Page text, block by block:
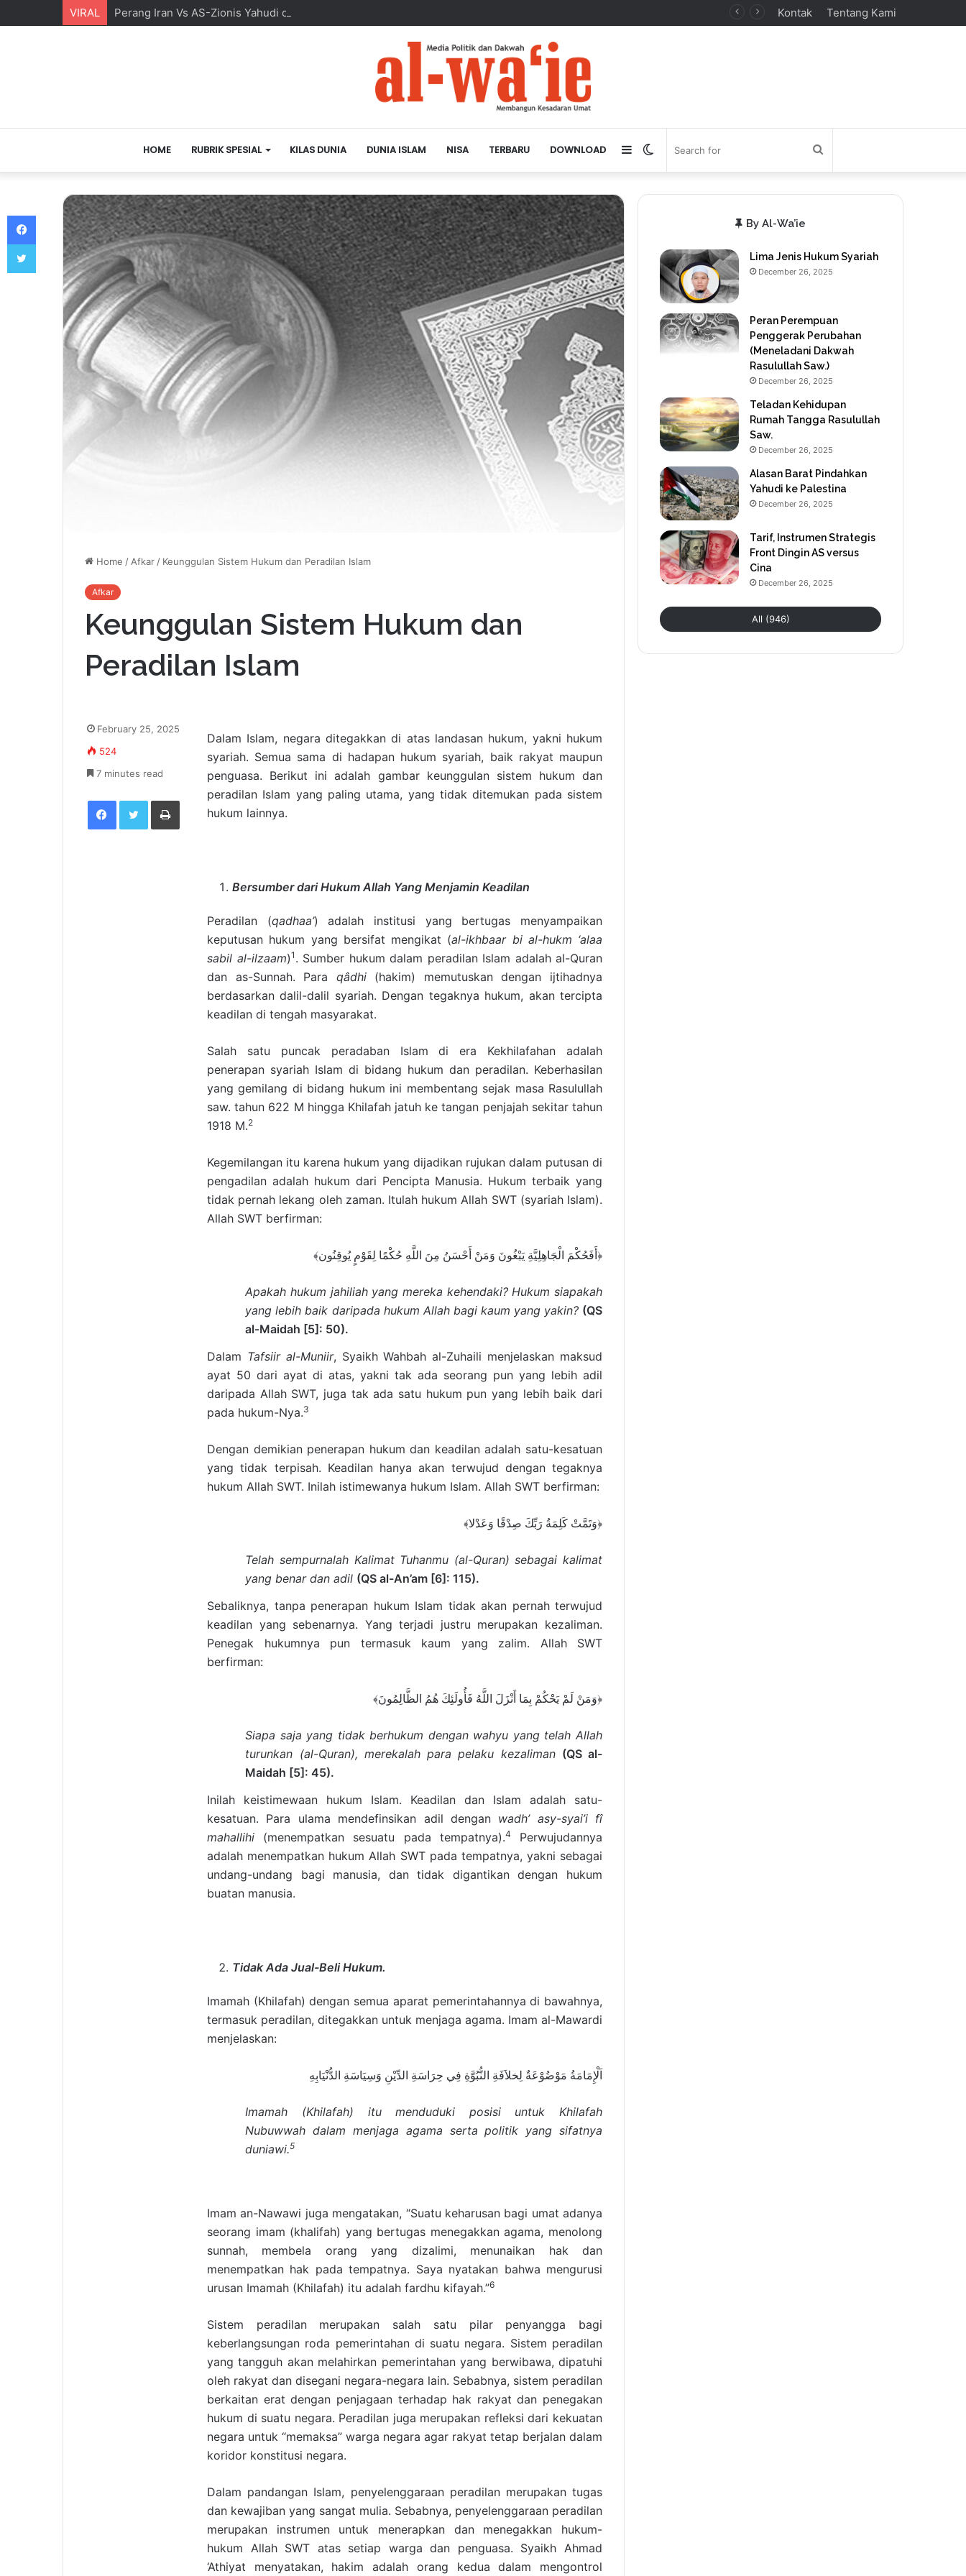
VIRAL Perang Iran Vs AS-Zionis Yahudi dan Masa Depan Dunia Islam Kontak Tentang Kami
HOME RUBRIK SPESIAL KILAS DUNIA DUNIA ISLAM NISA TERBARU DOWNLOAD
for
Switch
skin
Sidebar
Home / Afkar / Keunggulan Sistem Hukum dan Peradilan Islam
Afkar
Keunggulan Sistem Hukum dan
Peradilan Islam
Dalam Islam, negara ditegakkan di atas landasan hukum, yakni hukum
syariah. Semua sama di hadapan hukum syariah, baik rakyat maupun
penguasa. Berikut ini adalah gambar keunggulan sistem hukum dan
peradilan Islam yang paling utama, yang tidak ditemukan pada sistem
hukum lainnya.
Bersumber dari Hukum Allah Yang Menjamin Keadilan
Peradilan (qadhaa’) adalah institusi yang bertugas menyampaikan
keputusan hukum yang bersifat mengikat (al-ikhbaar bi al-hukm ‘alaa
sabil al-ilzaam)1 . Sumber hukum dalam peradilan Islam adalah al-Quran
dan as-Sunnah. Para qâdhi(hakim) memutuskan dengan ijtihadnya
berdasarkan dalil-dalil syariah. Dengan tegaknya hukum, akan tercipta
keadilan di tengah masyarakat.
Salah satu puncak peradaban Islam di era Kekhilafahan adalah
penerapan syariah Islam di bidang hukum dan peradilan. Keberhasilan
yang gemilang di bidang hukum ini membentang sejak masa Rasulullah
saw. tahun 622 M hingga Khilafah jatuh ke tangan penjajah sekitar tahun
1918 M.2
Kegemilangan itu karena hukum yang dijadikan rujukan dalam putusan di
pengadilan adalah hukum dari Pencipta Manusia. Hukum terbaik yang
tidak pernah lekang oleh zaman. Itulah hukum Allah SWT (syariah Islam).
Allah SWT berfirman:
﴿أَفَحُكْمَ الْجَاهِلِيَّةِ يَبْغُونَ وَمَنْ أَحْسَنُ مِنَ اللَّهِ حُكْمًا لِقَوْمٍ يُوقِنُون﴾
Apakah hukum jahiliah yang mereka kehendaki? Hukum siapakah
yang lebih baik daripada hukum Allah bagi kaum yang yakin? (QS
al-Maidah [5]: 50).
Dalam Tafsiir al-Muniir, Syaikh Wahbah al-Zuhaili menjelaskan maksud
ayat 50 dari ayat di atas, yakni tak ada seorang pun yang lebih adil
daripada Allah SWT, juga tak ada satu hukum pun yang lebih baik dari
pada hukum-Nya.3
Dengan demikian penerapan hukum dan keadilan adalah satu-kesatuan
yang tidak terpisah. Keadilan hanya akan terwujud dengan tegaknya
hukum Allah SWT. Inilah istimewanya hukum Islam. Allah SWT berfirman:
﴿وَتَمَّتْ كَلِمَةُ رَبِّكَ صِدْقًا وَعَدْلا﴾
Telah sempurnalah Kalimat Tuhanmu (al-Quran) sebagai kalimat
yang benar dan adil (QS al-An’am [6]: 115).
Sebaliknya, tanpa penerapan hukum Islam tidak akan pernah terwujud
keadilan yang sebenarnya. Yang terjadi justru merupakan kezaliman.
Penegak hukumnya pun termasuk kaum yang zalim. Allah SWT
berfirman:
﴿وَمَنْ لَمْ يَحْكُمْ بِمَا أَنْزَلَ اللَّهُ فَأُولَئِكَ هُمُ الظَّالِمُونَ﴾
Siapa saja yang tidak berhukum dengan wahyu yang telah Allah
turunkan (al-Quran), merekalah para pelaku kezaliman (QS al-
Maidah [5]: 45).
Inilah keistimewaan hukum Islam. Keadilan dan Islam adalah satu-
kesatuan. Para ulama mendefinsikan adil dengan wadh’ asy-syai’i fî
mahallihi (menempatkan sesuatu pada tempatnya).4
Perwujudannya
adalah menempatkan hukum Allah SWT pada tempatnya, yakni sebagai
undang-undang bagi manusia, dan tidak digantikan dengan hukum
buatan manusia.
Tidak Ada Jual-Beli Hukum.
Imamah (Khilafah) dengan semua aparat pemerintahannya di bawahnya,
termasuk peradilan, ditegakkan untuk menjaga agama. Imam al-Mawardi
menjelaskan:
اَلْإِمَامَةُ مَوْضُوْعَةٌ لِخلاَفَةِ النُّبُوَّةِ فِي حِرَاسَةِ الدِّيْنِ وَسِيَاسَةِ الدُّنْيَابِهِ
Imamah (Khilafah) itu menduduki posisi untuk Khilafah
Nubuwwah dalam menjaga agama serta politik yang sifatnya
duniawi.5
Imam an-Nawawi juga mengatakan, “Suatu keharusan bagi umat adanya
seorang imam (khalifah) yang bertugas menegakkan agama, menolong
sunnah, membela orang yang dizalimi, menunaikan hak dan
menempatkan hak pada tempatnya. Saya nyatakan bahwa mengurusi
urusan Imamah (Khilafah) itu adalah fardhu kifayah.”6
Sistem peradilan merupakan salah satu pilar penyangga bagi
keberlangsungan roda pemerintahan di suatu negara. Sistem peradilan
yang tangguh akan melahirkan pemerintahan yang berwibawa, dipatuhi
oleh rakyat dan disegani negara-negara lain. Sebabnya, sistem peradilan
berkaitan erat dengan penjagaan terhadap hak rakyat dan penegakan
hukum di suatu negara. Peradilan juga merupakan refleksi dari kekuatan
negara untuk “memaksa” warga negara agar rakyat tetap berjalan dalam
koridor konstitusi negara.
Dalam pandangan Islam, penyelenggaraan peradilan merupakan tugas
dan kewajiban yang sangat mulia. Sebabnya, penyelenggaraan peradilan
merupakan instrumen untuk menerapkan dan menegakkan hukum-
hukum Allah SWT atas setiap warga dan penguasa. Syaikh Ahmad
‘Athiyat menyatakan, hakim adalah orang kedua dalam mengontrol
February 25, 2025
524
7 minutes read
Facebook Twitter Print
By Al-Wa’ie
Lima Jenis Hukum Syariah
December 26, 2025
Peran Perempuan
Penggerak Perubahan
(Meneladani Dakwah
Rasulullah Saw.)
December 26, 2025
Teladan Kehidupan
Rumah Tangga Rasulullah
Saw.
December 26, 2025
Alasan Barat Pindahkan
Yahudi ke Palestina
December 26, 2025
Tarif, Instrumen Strategis
Front Dingin AS versus
Cina
December 26, 2025
All (946)
Facebook
Twitter